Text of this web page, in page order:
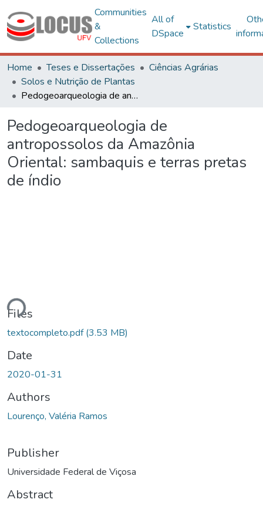
Communities
&
Collections
All of
DSpace
Statistics
Home Teses e Dissertações
Ciências Agrárias
Solos e Nutrição de Plantas
Pedogeoarqueologia de antropossolos da Amazônia Oriental: sambaquis e terras pretas de índio
Pedogeoarqueologia de
antropossolos da Amazônia
Oriental: sambaquis e terras pretas
de índio
Loading...
Files
textocompleto.pdf(3.53 MB)
Date
2020-01-31
Authors
Lourenço, Valéria Ramos
Publisher
Universidade Federal de Viçosa
Abstract